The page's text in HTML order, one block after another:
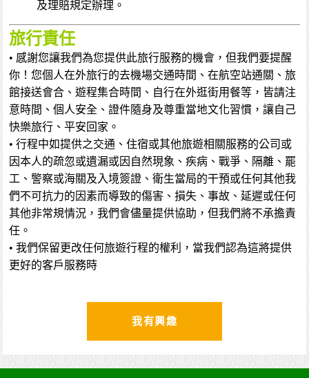
及理賠規定辦理。
旅行責任
• 感謝您讓我們為您提供此旅行服務的機會，但我們要提醒
你！您個人在外旅行的去機場交通時間、在航空站通關、旅
館接送會合、遊程集合時間、自行在外逛街用餐等，皆請注
意時間、個人安全、證件隨身及尊重當地文化習慣，讓自己
快樂旅行、平安回家。
• 行程中如提供之交通、住宿或其他旅遊相關服務的公司或
因本人的疏忽或遺漏或因自然現象、疾病、戰爭、隔離、罷
工、警察或海關及入境簽證、衛生當局的干預或任何其他我
們不可抗力的因素而導致的傷害、損失、事故、延遲或任何
其他非常規情況，我們會儘量提供協助，但我們將不承擔責
任。
• 我們保留更改任何旅遊行程的權利，當我們認為這將提供
更好的客戶服務時
我有興趣